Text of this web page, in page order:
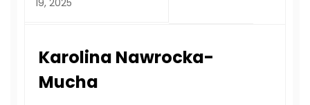
19, 2025
Karolina Nawrocka-
Mucha